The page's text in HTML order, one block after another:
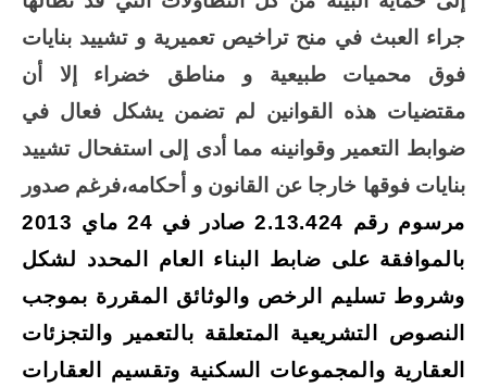
جراء العبث في منح تراخيص تعميرية و تشييد بنايات
فوق محميات طبيعية و مناطق خضراء إلا أن
مقتضيات هذه القوانين لم تضمن يشكل فعال في
ضوابط التعمير وقوانينه مما أدى إلى استفحال تشييد
بنايات فوقها خارجا عن القانون و أحكامه،فرغم صدور
مرسوم رقم 2.13.424 صادر في 24 ماي 2013
بالموافقة على ضابط البناء العام المحدد لشكل
وشروط تسليم الرخص والوثائق المقررة بموجب
النصوص التشريعية المتعلقة بالتعمير والتجزئات
العقارية والمجموعات السكنية وتقسيم العقارات